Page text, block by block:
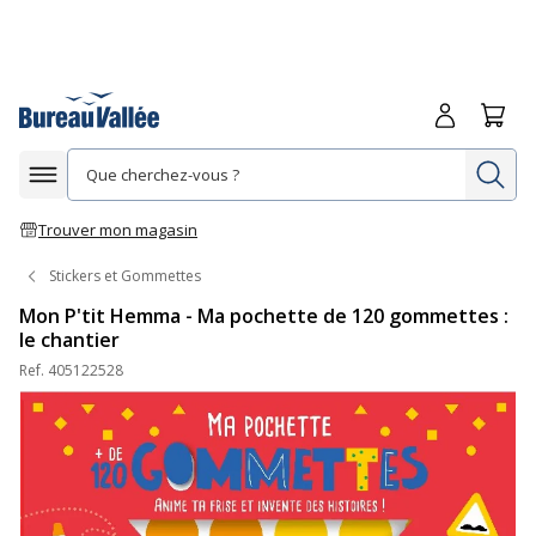
Afficher la navigation
Trouver mon magasin
Me
Stickers et Gommettes
Mon P'tit Hemma - Ma pochette de 120 gommettes :
le chantier
Ref. 405122528